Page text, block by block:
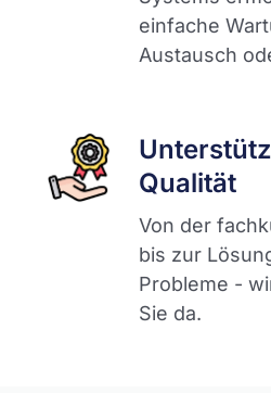
einfache
Austausch
Qualität
Von der
bis zur
Probleme -
Sie da.